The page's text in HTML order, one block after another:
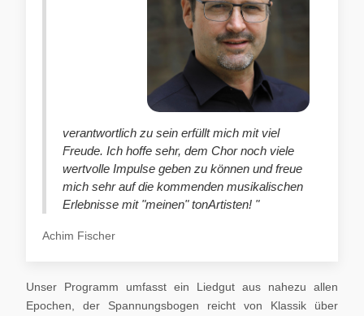
verantwortlich zu sein erfüllt mich mit viel
Freude. Ich hoffe sehr, dem Chor noch viele
wertvolle Impulse geben zu können und freue
mich sehr auf die kommenden musikalischen
Erlebnisse mit "meinen" tonArtisten! "
Achim Fischer
Unser Programm umfasst ein Liedgut aus nahezu allen
Epochen, der Spannungsbogen reicht von Klassik über